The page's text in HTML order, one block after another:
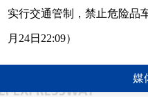
实行交通管制，禁止危险品
月24日22:09）
媒